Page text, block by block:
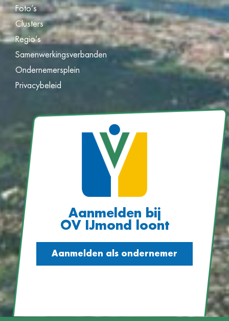
Foto’s
Clusters
Regio’s
Samenwerkingsverbanden
Ondernemersplein
Privacybeleid
Aanmelden bij
OV IJmond loont
Aanmelden als ondernemer